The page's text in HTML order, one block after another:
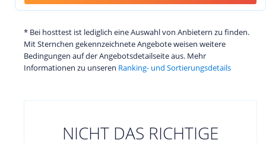
* Bei hosttest ist lediglich eine Auswahl von Anbietern zu finden.
Mit Sternchen gekennzeichnete Angebote weisen weitere
Bedingungen auf der Angebotsdetailseite aus. Mehr
Informationen zu unseren Ranking- und Sortierungsdetails
NICHT DAS RICHTIGE